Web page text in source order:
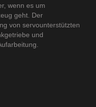
wenn es um
geht. Der
von servounterstützten
und